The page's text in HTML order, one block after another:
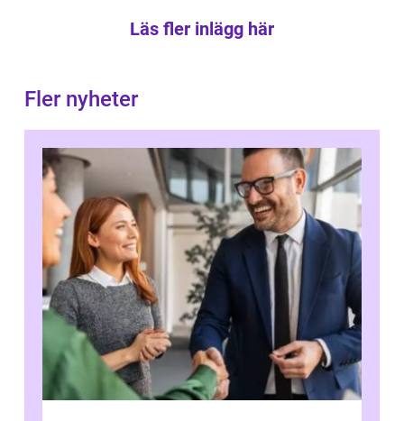
Läs fler inlägg här
Fler nyheter